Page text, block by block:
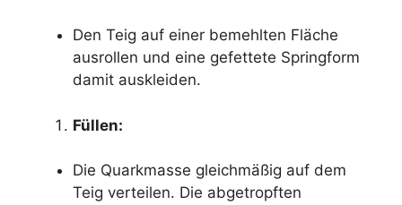
Den Teig auf einer bemehlten Fläche
ausrollen und eine gefettete Springform
damit auskleiden.
Füllen:
Die Quarkmasse gleichmäßig auf dem
Teig verteilen. Die abgetropften